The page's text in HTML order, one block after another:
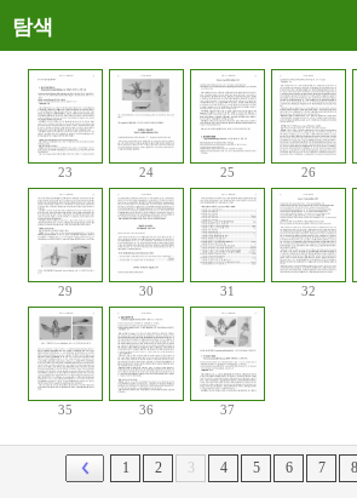
탐색
23 24 25 26
29 30 31 32
35 36 37
1 2 3 4 5 6 7 8